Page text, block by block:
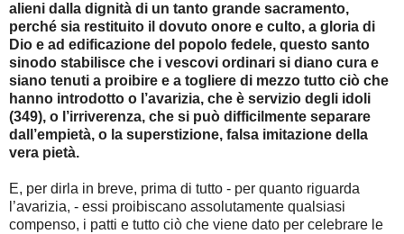
alieni dalla dignità di un tanto grande sacramento,
perché sia restituito il dovuto onore e culto, a gloria di
Dio e ad edificazione del popolo fedele, questo santo
sinodo stabilisce che i vescovi ordinari si diano cura e
siano tenuti a proibire e a togliere di mezzo tutto ciò che
hanno introdotto o l’avarizia, che è servizio degli idoli
(349), o l’irriverenza, che si può difficilmente separare
dall’empietà, o la superstizione, falsa imitazione della
vera pietà.
E, per dirla in breve, prima di tutto - per quanto riguarda
l’avarizia, - essi proibiscano assolutamente qualsiasi
compenso, i patti e tutto ciò che viene dato per celebrare le